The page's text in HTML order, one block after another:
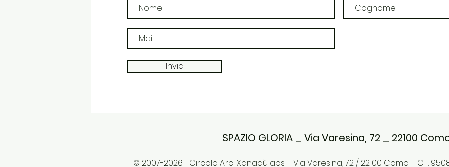
Invia
SPAZIO GLORIA _ Via Varesina, 72 _ 22100
© 2007-2026_ Circolo Arci Xanadù aps _ Via Varesina, 72 / 22100 Como _ C.F.